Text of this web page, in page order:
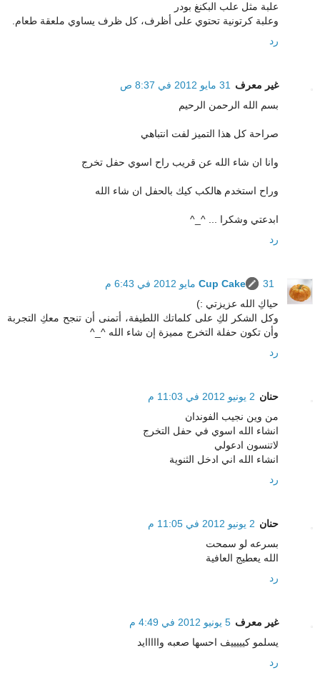
علبة مثل علب البكنغ بودر
وعلبة كرتونية تحتوي على أظرف، كل ظرف يساوي ملعقة طعام.
رد
غير معرف
31 مايو 2012 في 8:37 ص
بسم الله الرحمن الرحيم
صراحة كل هذا التميز لفت انتباهي
وانا ان شاء الله عن قريب راح اسوي حفل تخرج
وراح استخدم هالكب كيك بالحفل ان شاء الله
ابدعتي وشكرا ... ^_^
رد
Cup Cake
31 مايو 2012 في 6:43 م
حياكِ الله عزيزتي :)
وكل الشكر لكِ على كلماتك اللطيفة، أتمنى أن تنجح معكِ التجربة
وأن تكون حفلة التخرج مميزة إن شاء الله ^_^
رد
حنان 2 يونيو 2012 في 11:03 م
من وين نجيب الفوندان
انشاء الله اسوي في حفل التخرج
لاتنسون ادعولي
انشاء الله اني ادخل الثنوية
رد
حنان 2 يونيو 2012 في 11:05 م
بسرعه لو سمحت
الله يعطيج العافية
رد
غير معرف 5 يونيو 2012 في 4:49 م
يسلمو كيييييف احسها صعبه وااااايد
رد